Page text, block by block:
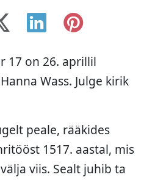
17 on 26. aprillil
Wass. Julge kirik
peale, rääkides
1517. aastal, mis
viis. Sealt juhib ta